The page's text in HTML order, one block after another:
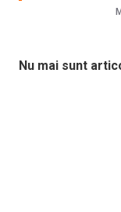
Nu mai sunt